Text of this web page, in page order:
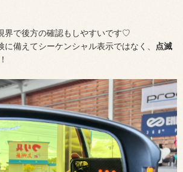
界で後方の確認もしやすいです♡
に備えてシーケンシャル表示ではなく、 点滅